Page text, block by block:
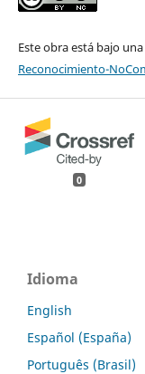
Este obra está bajo una
Reconocimiento-
0
Idioma
English
Español (España)
Português (Brasil)